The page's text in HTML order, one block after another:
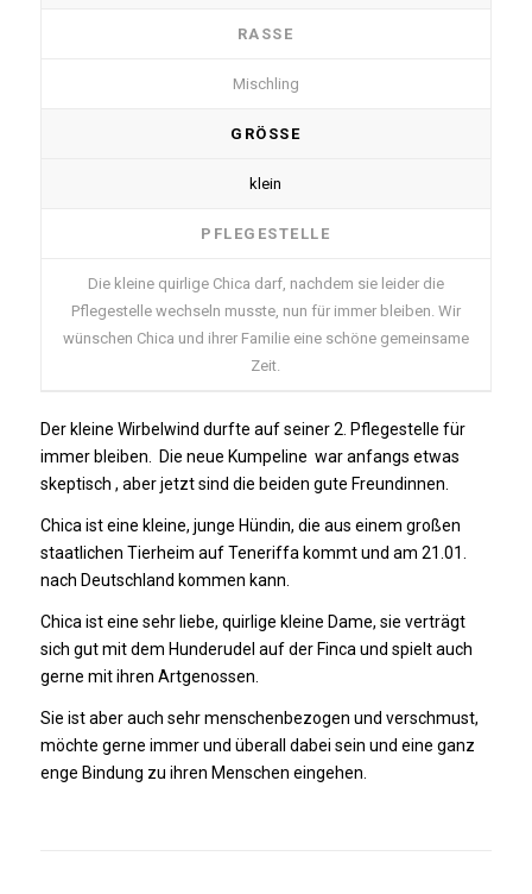
RASSE
Mischling
GRÖSSE
klein
PFLEGESTELLE
Die kleine quirlige Chica darf, nachdem sie leider die
Pflegestelle wechseln musste, nun für immer bleiben. Wir
wünschen Chica und ihrer Familie eine schöne gemeinsame
Zeit.
Der kleine Wirbelwind durfte auf seiner 2. Pflegestelle für
immer bleiben. Die neue Kumpeline war anfangs etwas
skeptisch , aber jetzt sind die beiden gute Freundinnen.
Chica ist eine kleine, junge Hündin, die aus einem großen
staatlichen Tierheim auf Teneriffa kommt und am 21.01.
nach Deutschland kommen kann.
Chica ist eine sehr liebe, quirlige kleine Dame, sie verträgt
sich gut mit dem Hunderudel auf der Finca und spielt auch
gerne mit ihren Artgenossen.
Sie ist aber auch sehr menschenbezogen und verschmust,
möchte gerne immer und überall dabei sein und eine ganz
enge Bindung zu ihren Menschen eingehen.